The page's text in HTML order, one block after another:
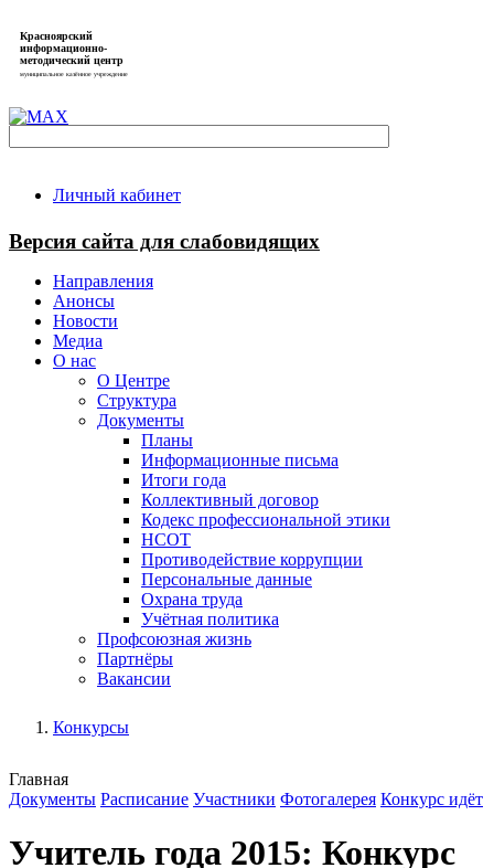
Красноярский
информационно-
методический центр
муниципальное казённое учреждение
Личный кабинет
Версия сайта для слабовидящих
Направления
Анонсы
Новости
Медиа
О нас
О Центре
Структура
Документы
Планы
Информационные письма
Итоги года
Коллективный договор
Кодекс профессиональной этики
НСОТ
Противодействие коррупции
Персональные данные
Охрана труда
Учётная политика
Профсоюзная жизнь
Партнёры
Вакансии
Конкурсы
Главная
Документы Расписание Участники Фотогалерея Конкурс идёт
Учитель года 2015: Конкурс